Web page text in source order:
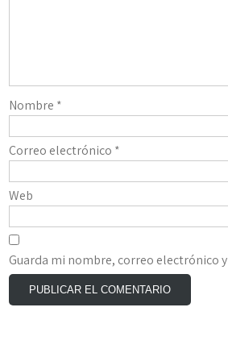
Nombre *
Correo electrónico *
Web
Guarda mi nombre, correo electrónico